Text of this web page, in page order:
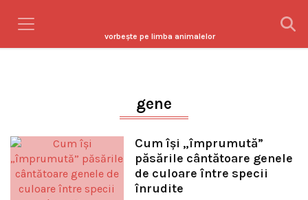
vorbeşte pe limba animalelor
gene
Cum își „împrumută”
păsările cântătoare genele
de culoare între specii
înrudite